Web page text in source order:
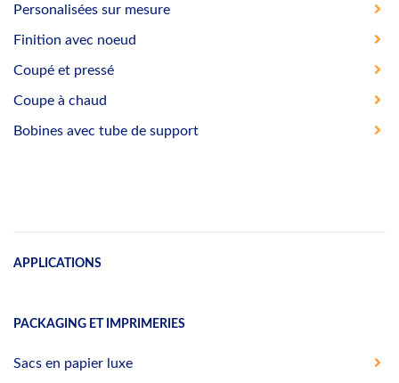
Personalisées sur mesure
Finition avec noeud
Coupé et pressé
Coupe à chaud
Bobines avec tube de support
APPLICATIONS
PACKAGING ET IMPRIMERIES
Sacs en papier luxe